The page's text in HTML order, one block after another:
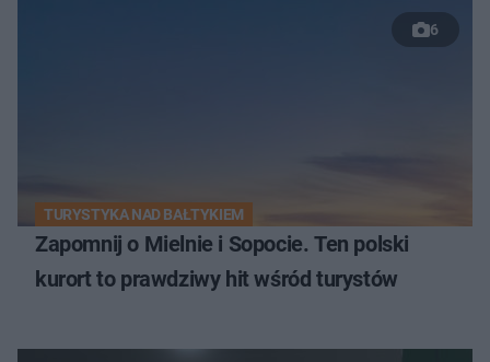
6
TURYSTYKA NAD BAŁTYKIEM
Zapomnij o Mielnie i Sopocie. Ten polski
kurort to prawdziwy hit wśród turystów